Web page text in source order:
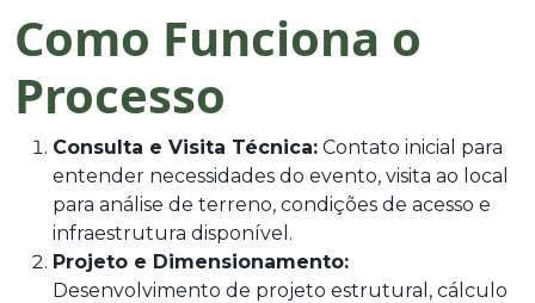
Como Funciona o
Processo
Consulta e Visita Técnica: Contato inicial para
entender necessidades do evento, visita ao local
para análise de terreno, condições de acesso e
infraestrutura disponível.
Projeto e Dimensionamento:
Desenvolvimento de projeto estrutural, cálculo